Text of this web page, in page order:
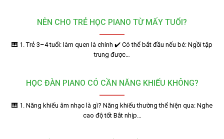
NÊN CHO TRẺ HỌC PIANO TỪ MẤY TUỔI?
🎹 1. Trẻ 3–4 tuổi: làm quen là chính ✔️ Có thể bắt đầu nếu bé: Ngồi tập
trung được…
HỌC ĐÀN PIANO CÓ CẦN NĂNG KHIẾU KHÔNG?
🎹 1. Năng khiếu âm nhạc là gì? Năng khiếu thường thể hiện qua: Nghe
cao độ tốt Bắt nhịp…